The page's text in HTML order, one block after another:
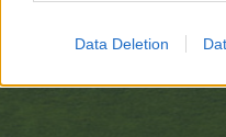
Data Deletion